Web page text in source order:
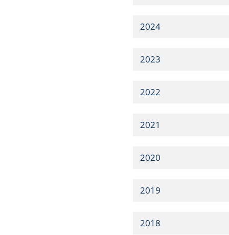
2024
2023
2022
2021
2020
2019
2018